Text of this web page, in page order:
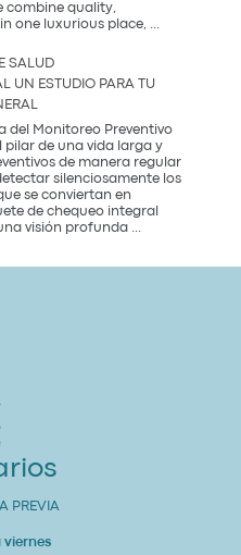
saludable
del
combine quality,
one luxurious place,
SALUD
UN ESTUDIO PARA TU
del Monitoreo Preventivo
pilar de una vida larga y
de manera regular
silenciosamente los
se conviertan en
de chequeo integral
visión profunda ...
PREVIA
viernes